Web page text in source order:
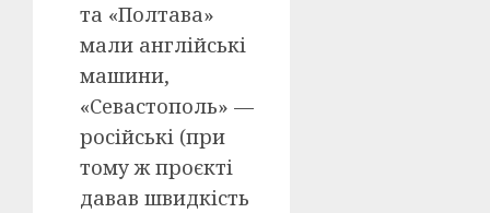
та «Полтава»
мали англійські
машини,
«Севастополь» —
російські (при
тому ж проєкті
давав швидкість